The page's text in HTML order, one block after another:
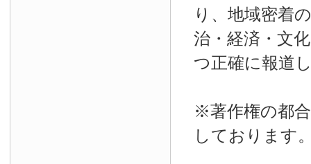
り、地域密着
治・経済・文
つ正確に報道
※著作権の都
しております